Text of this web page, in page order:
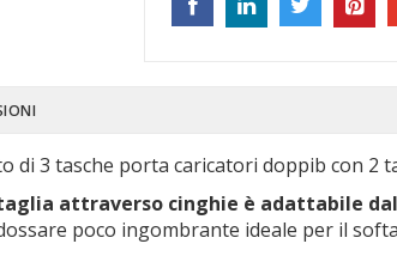
di 3 tasche porta caricatori doppib con 2
attraverso cinghie è adattabile
poco ingombrante ideale per il